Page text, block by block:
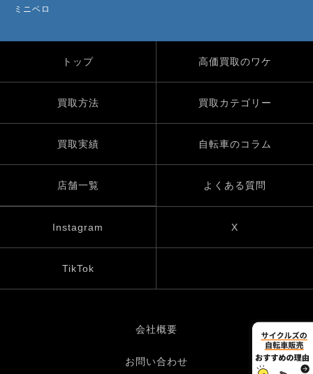
ミニベロ
トップ 高価買取のワケ
買取方法 買取カテゴリー
買取実績 自転車のコラム
店舗一覧 よくある質問
Instagram X
TikTok
会社概要
お問い合わせ